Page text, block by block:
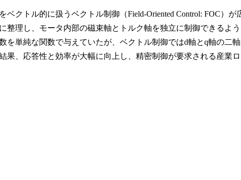
ベクトル的に扱うベクトル制御（Field-Oriented Control: FOC）が
整理し、モータ内部の磁束軸とトルク軸を独立に制御できるよう
を単純な関数で与えていたが、ベクトル制御ではd軸とq軸の二軸
果、応答性と効率が大幅に向上し、精密制御が要求される産業ロ